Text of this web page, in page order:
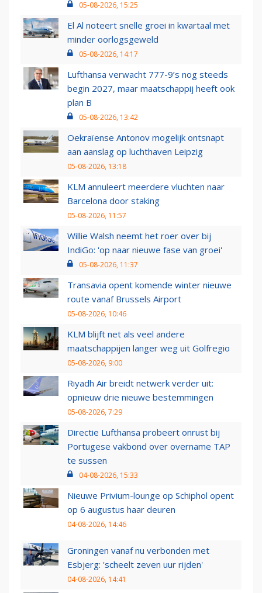
05-08-2026, 15:25
El Al noteert snelle groei in kwartaal met
minder oorlogsgeweld
05-08-2026, 14:17
Lufthansa verwacht 777-9’s nog steeds
begin 2027, maar maatschappij heeft ook
plan B
05-08-2026, 13:42
Oekraïense Antonov mogelijk ontsnapt
aan aanslag op luchthaven Leipzig
05-08-2026, 13:18
KLM annuleert meerdere vluchten naar
Barcelona door staking
05-08-2026, 11:57
Willie Walsh neemt het roer over bij
IndiGo: 'op naar nieuwe fase van groei'
05-08-2026, 11:37
Transavia opent komende winter nieuwe
route vanaf Brussels Airport
05-08-2026, 10:46
KLM blijft net als veel andere
maatschappijen langer weg uit Golfregio
05-08-2026, 9:00
Riyadh Air breidt netwerk verder uit:
opnieuw drie nieuwe bestemmingen
05-08-2026, 7:29
Directie Lufthansa probeert onrust bij
Portugese vakbond over overname TAP
te sussen
04-08-2026, 15:33
Nieuwe Privium-lounge op Schiphol opent
op 6 augustus haar deuren
04-08-2026, 14:46
Groningen vanaf nu verbonden met
Esbjerg: 'scheelt zeven uur rijden'
04-08-2026, 14:41